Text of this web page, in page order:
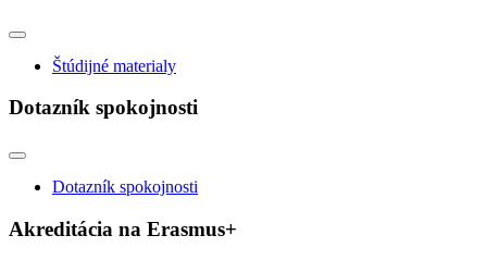
Štúdijné materialy
Dotazník spokojnosti
Dotazník spokojnosti
Akreditácia na Erasmus+